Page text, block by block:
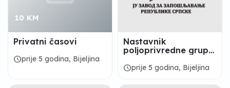
10 KM
Privatni časovi
scheduleprije 5 godina, Bijeljina
Nastavnik
poljoprivredne grupa
Poljoprivredna i
scheduleprije 5 godina, Bijeljina